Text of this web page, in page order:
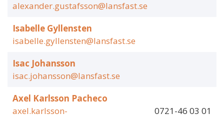
alexander.gustafsson@lansfast.se
Isabelle Gyllensten
isabelle.gyllensten@lansfast.se
Isac Johansson
isac.johansson@lansfast.se
Axel Karlsson Pacheco
axel.karlsson-
0721-46 03 01